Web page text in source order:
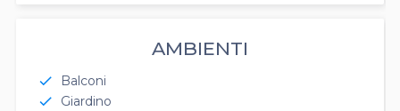
AMBIENTI
check
Balconi
check
Giardino